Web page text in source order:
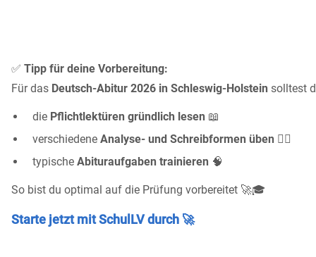
✅ Tipp für deine Vorbereitung:
Für das Deutsch-Abitur 2026 in Schleswig-Holstein solltest
die Pflichtlektüren gründlich lesen 📖
verschiedene Analyse- und Schreibformen üben ✍🏼
typische Abituraufgaben trainieren 🧠
So bist du optimal auf die Prüfung vorbereitet 🚀🎓
Starte jetzt mit SchulLV durch 🚀